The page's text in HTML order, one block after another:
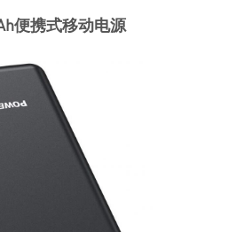
便携式移动电源